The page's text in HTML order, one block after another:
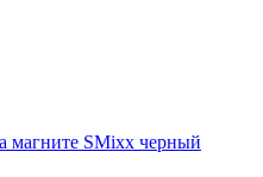
магните SMixx черный